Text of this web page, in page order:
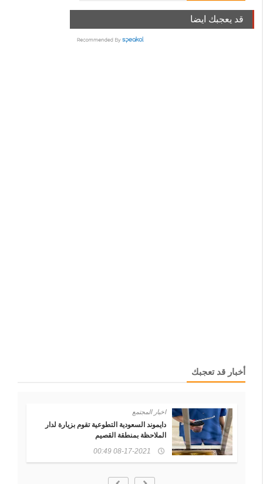
قد يعجبك ايضا
أخبار قد تعجبك
اخبار المجتمع
بمشاركة الأيتام ... دايموند السعودية تقيم مبادرة
( حماية الطيور )
08-08-2021 03:05